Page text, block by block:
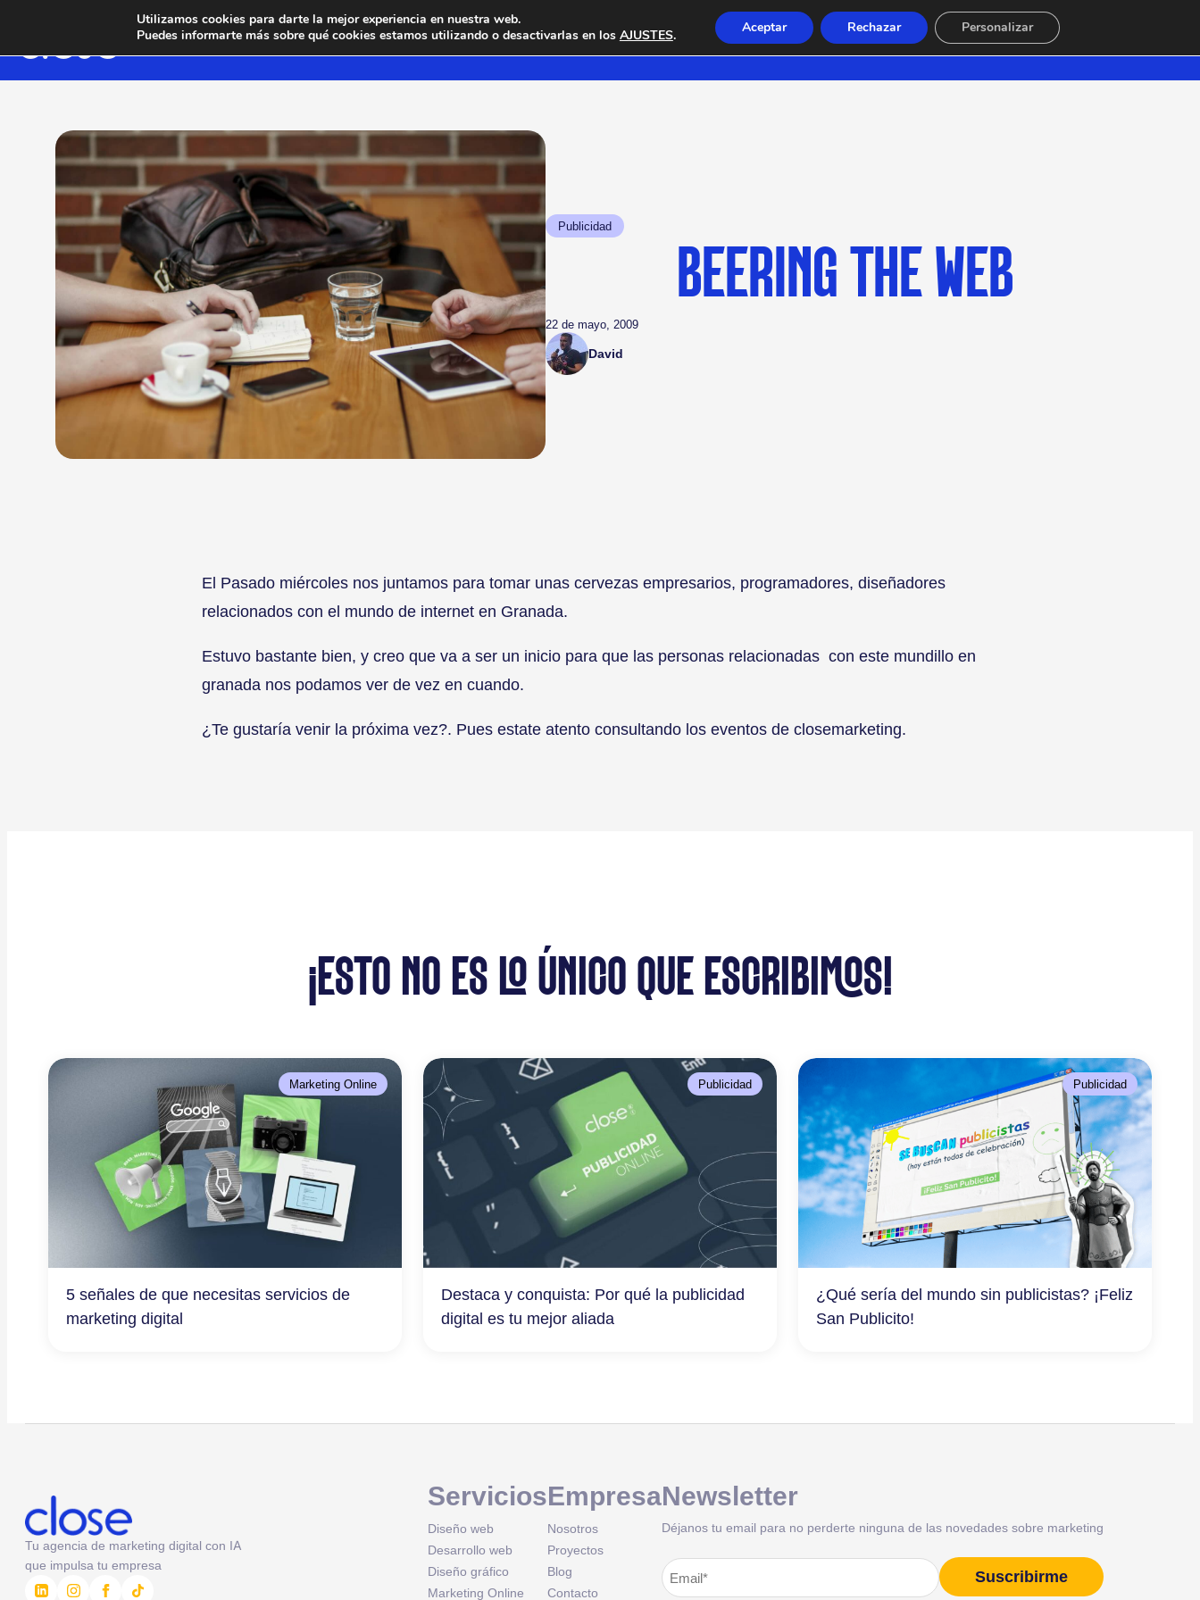
Publicidad
BEERING THE WEB
22 de mayo, 2009
David
El Pasado miércoles nos juntamos para tomar unas cervezas empresarios, programadores, diseñadores
relacionados con el mundo de internet en Granada.
Estuvo bastante bien, y creo que va a ser un inicio para que las personas relacionadas con este mundillo en
granada nos podamos ver de vez en cuando.
¿Te gustaría venir la próxima vez?. Pues estate atento consultando los eventos de closemarketing.
¡ESTO NO ES LO ÚNICO QUE ESCRIBIMOS!
Marketing Online
5 señales de que necesitas servicios de
marketing digital
Publicidad
Destaca y conquista: Por qué la publicidad
digital es tu mejor aliada
Publicidad
¿Qué sería del mundo sin publicistas? ¡Feliz
San Publicito!
Tu agencia de marketing digital con IA
que impulsa tu empresa
Servicios
Diseño web
Desarrollo web
Diseño gráfico
Marketing Online
Empresa
Nosotros
Proyectos
Blog
Contacto
Newsletter
Déjanos tu email para no perderte ninguna de las novedades sobre marketing
Correo
electrónico(Obligatorio)
Suscribirme
Alternative:
Utilizamos cookies para darte la mejor experiencia en nuestra web.
Puedes informarte más sobre qué cookies estamos utilizando o desactivarlas en los AJUSTES. Aceptar Rechazar Personalizar